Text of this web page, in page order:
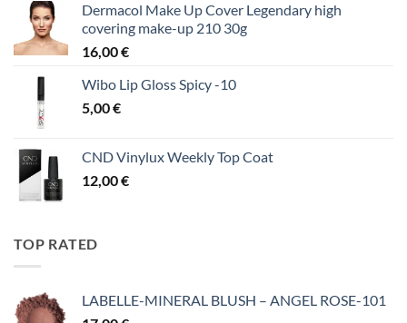
Dermacol Make Up Cover Legendary high
covering make-up 210 30g
16,00€
Wibo Lip Gloss Spicy -10
5,00€
CND Vinylux Weekly Top Coat
12,00€
TOP RATED
LABELLE-MINERAL BLUSH – ANGEL ROSE-101